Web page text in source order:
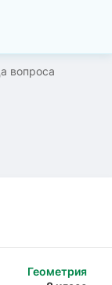
вопроса
Геометрия